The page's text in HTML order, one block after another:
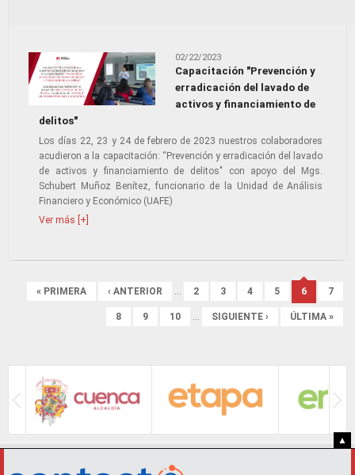
02/22/2023
Capacitación "Prevención y
erradicación del lavado de
activos y financiamiento de
delitos"
Los días 22, 23 y 24 de febrero de 2023 nuestros colaboradores
acudieron a la capacitación: “Prevención y erradicación del lavado
de activos y financiamiento de delitos" con apoyo del Mgs.
Schubert Muñoz Benítez, funcionario de la Unidad de Análisis
Financiero y Económico (UAFE)
Ver más [+]
Páginas« PRIMERA ‹ ANTERIOR … 2 3 4 5 6 7
8 9 10 … SIGUIENTE › ÚLTIMA »
▲